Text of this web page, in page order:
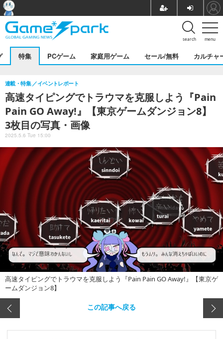
menu
search
特集 PCゲーム 家庭用ゲーム セール/無料 カルチャ
高速タイピングでトラウマを克服しよう『Pain
Pain GO Away!』【東京ゲームダンジョン8】
3枚目の写真・画像
連載・特集 イベントレポート
2025.5.6 Tue 15:00
高速タイピングでトラウマを克服しよう『Pain Pain GO Away!』【東京ゲ
ームダンジョン8】
この記事へ戻る